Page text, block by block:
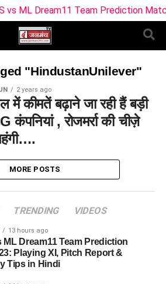
ML Dream11 Team Prediction Match
"HindustanUnilever"
2 years ago
में कीमतें बढ़ाने जा रही हैं बड़ी
कंपनियां , रोजमर्रा की चीज़े
MORE POSTS
TRENDING VIDEOS
13 hours ago
ML Dream11 Team Prediction
Playing XI, Pitch Report &
Tips in Hindi